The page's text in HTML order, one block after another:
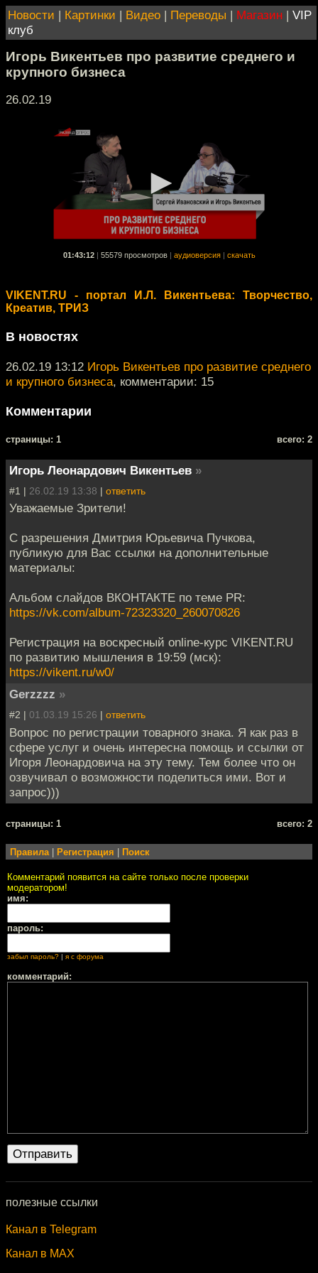
Новости | Картинки | Видео | Переводы | Магазин | VIP
клуб
Игорь Викентьев про развитие среднего и
крупного бизнеса
26.02.19
01:43:12 55579 просмотров аудиоверсия скачать
VIKENT.RU - портал И.Л. Викентьева: Творчество,
Креатив, ТРИЗ
В новостях
26.02.19 13:12 Игорь Викентьев про развитие среднего
и крупного бизнеса, комментарии: 15
Комментарии
cтраницы: 1 всего: 2
Игорь Леонардович Викентьев »
#1 | 26.02.19 13:38 | ответить
Уважаемые Зрители!
С разрешения Дмитрия Юрьевича Пучкова,
публикую для Вас ссылки на дополнительные
материалы:
Альбом слайдов ВКОНТАКТЕ по теме PR:
https://vk.com/album-72323320_260070826
Регистрация на воскресный online-курс VIKENT.RU
по развитию мышления в 19:59 (мск):
https://vikent.ru/w0/
Gerzzzz »
#2 | 01.03.19 15:26 | ответить
Вопрос по регистрации товарного знака. Я как раз в
сфере услуг и очень интересна помощь и ссылки от
Игоря Леонардовича на эту тему. Тем более что он
озвучивал о возможности поделиться ими. Вот и
запрос)))
cтраницы: 1 всего: 2
Правила | Регистрация | Поиск
Комментарий появится на сайте только после проверки
модератором!
имя:
пароль:
забыл пароль? | я с форума
комментарий:
полезные ссылки
Канал в Telegram
Канал в MAX